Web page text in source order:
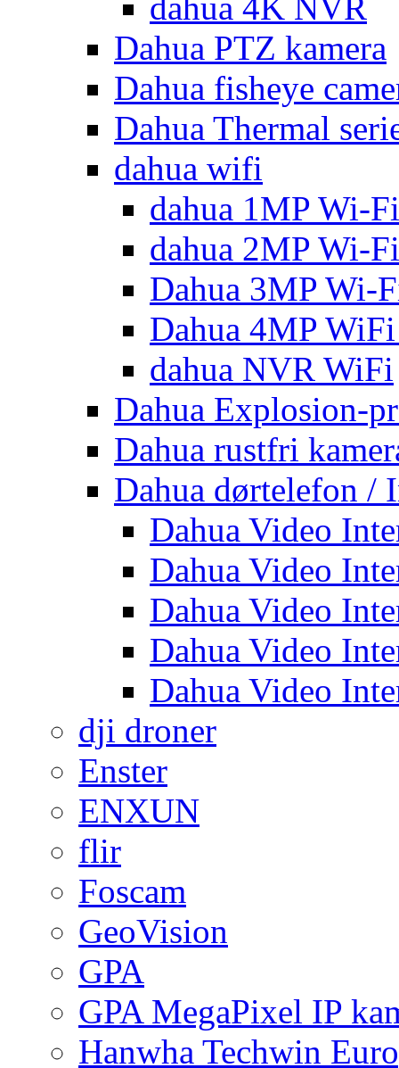
Dahua PTZ kamera
Dahua fisheye
Dahua Thermal
dahua wifi
dahua 1MP Wi-
dahua 2MP Wi-
Dahua 3MP Wi-
Dahua 4MP
dahua NVR WiFi
Dahua Explosion-
Dahua rustfri
Dahua dørtelefon /
Dahua Video
Dahua Video
Dahua Video
Dahua Video
Dahua Video
dji droner
Enster
ENXUN
flir
Foscam
GeoVision
GPA
GPA MegaPixel IP
Hanwha Techwin